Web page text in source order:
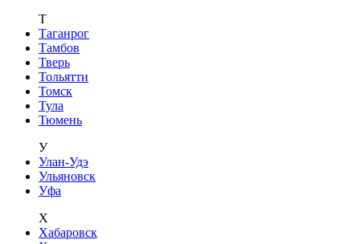
Т
Таганрог
Тамбов
Тверь
Тольятти
Томск
Тула
Тюмень
У
Улан-Удэ
Ульяновск
Уфа
Х
Хабаровск